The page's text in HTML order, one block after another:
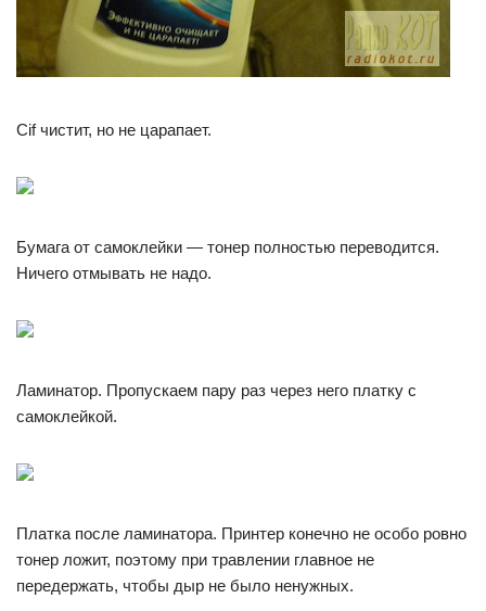
Cif чистит, но не царапает.
Бумага от самоклейки — тонер полностью переводится.
Ничего отмывать не надо.
Ламинатор. Пропускаем пару раз через него платку с
самоклейкой.
Платка после ламинатора. Принтер конечно не особо ровно
тонер ложит, поэтому при травлении главное не
передержать, чтобы дыр не было ненужных.